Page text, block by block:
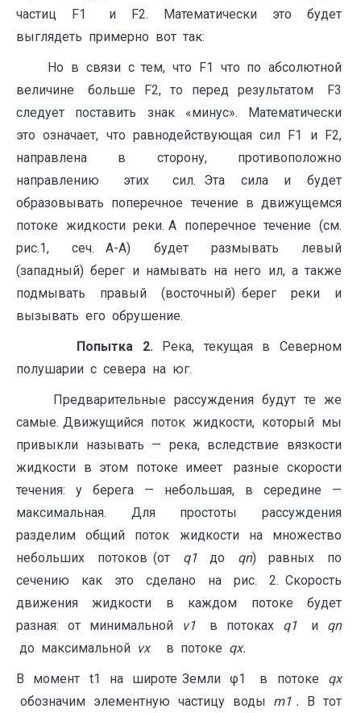
частиц F1 и F2. Математически это будет
выглядеть примерно вот так:
Но в связи с тем, что F1 что по абсолютной
величине больше F2, то перед результатом F3
следует поставить знак «минус». Математически
это означает, что равнодействующая сил F1 и F2,
направлена в сторону, противоположно
направлению этих сил. Эта сила и будет
образовывать поперечное течение в движущемся
потоке жидкости реки. А поперечное течение (см.
рис.1, сеч. А-А) будет размывать левый
(западный) берег и намывать на него ил, а также
подмывать правый (восточный) берег реки и
вызывать его обрушение.
Попытка 2. Река, текущая в Северном
полушарии с севера на юг.
Предварительные рассуждения будут те же
самые. Движущийся поток жидкости, который мы
привыкли называть — река, вследствие вязкости
жидкости в этом потоке имеет разные скорости
течения: у берега — небольшая, в середине —
максимальная. Для простоты рассуждения
разделим общий поток жидкости на множество
небольших потоков (от q1до qn) равных по
сечению как это сделано на рис. 2. Скорость
движения жидкости в каждом потоке будет
разная: от минимальной v1 в потоках q1 и qn
до максимальной vx в потоке qx.
В момент t1 на широте Земли φ1 в потоке qx
обозначим элементную частицу воды m1 . В тот